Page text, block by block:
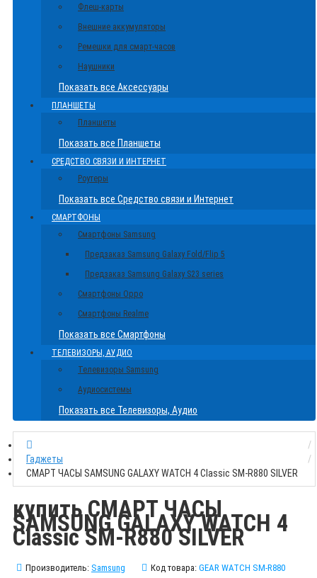
Флеш-карты
Внешние аккумуляторы
Ремешки для смарт-часов
Наушники
Показать все Аксессуары
ПЛАНШЕТЫ
Планшеты
Показать все Планшеты
СРЕДСТВО СВЯЗИ И ИНТЕРНЕТ
Роутеры
Показать все Средство связи и Интернет
СМАРТФОНЫ
Смартфоны Samsung
Предзаказ Samsung Galaxy Fold/Flip 5
Предзаказ Samsung Galaxy S23 series
Смартфоны Oppo
Смартфоны Realme
Показать все Смартфоны
ТЕЛЕВИЗОРЫ, АУДИО
Телевизоры Samsung
Аудиосистемы
Показать все Телевизоры, Аудио
Гаджеты
СМАРТ ЧАСЫ SAMSUNG GALAXY WATCH 4 Classic SM-R880 SILVER
купить СМАРТ ЧАСЫ
SAMSUNG GALAXY WATCH 4
Classic SM-R880 SILVER
Производитель: Samsung Код товара: GEAR WATCH SM-R880